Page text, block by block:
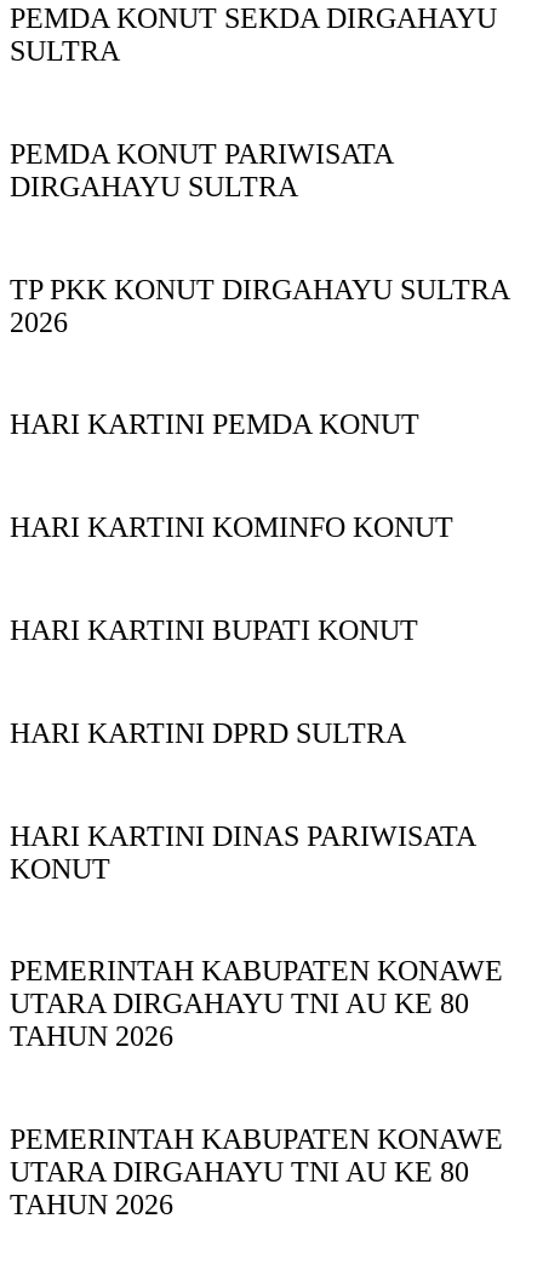
PEMDA KONUT SEKDA DIRGAHAYU
SULTRA
PEMDA KONUT PARIWISATA
DIRGAHAYU SULTRA
TP PKK KONUT DIRGAHAYU SULTRA
2026
HARI KARTINI PEMDA KONUT
HARI KARTINI KOMINFO KONUT
HARI KARTINI BUPATI KONUT
HARI KARTINI DPRD SULTRA
HARI KARTINI DINAS PARIWISATA
KONUT
PEMERINTAH KABUPATEN KONAWE
UTARA DIRGAHAYU TNI AU KE 80
TAHUN 2026
PEMERINTAH KABUPATEN KONAWE
UTARA DIRGAHAYU TNI AU KE 80
TAHUN 2026